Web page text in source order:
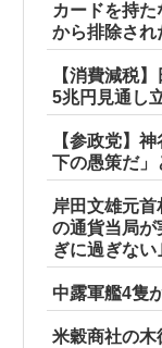
カードを持
から排除され
【消費減税
5兆円見通し
【参政党】
下の愚策だ」
岸田文雄元
の通貨当局が
ぎに過ぎな
中露軍艦4隻
米穀商社の木